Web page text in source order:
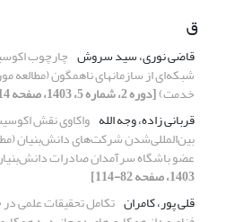
ق
قاضی نوری، سید سروش چارچوب
شبکه‌ای از سازمانهای ناهمگون (مطالعه
خدمت)[دوره 2، شماره 5، 1403، صفحه 114-172]
قربانی زاده، وجه الله واکاوی نقش
بین‌المللی‌شدن شرکت‌های دانش‌بنیان
عضو باشگاه سرآمدان صادرات
1403، صفحه 82-114]
قلی پور، کامران تکامل تحقیقات علمی